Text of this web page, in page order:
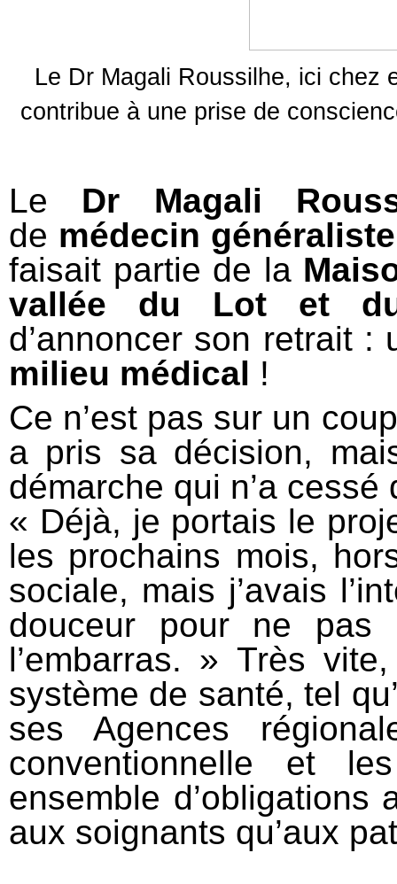
Le Dr Magali Roussilhe, ici chez
contribue à une prise de
Le Dr Magali
de médecin généraliste
faisait partie de la
vallée du Lot et
d’annoncer son retrait :
milieu médical !
Ce n’est pas sur un
a pris sa décision,
démarche qui n’a
« Déjà, je portais le
les prochains mois,
sociale, mais j’avais
douceur pour ne pas
l’embarras. » Très
système de santé, tel
ses Agences
conventionnelle et
ensemble d’obligations
aux soignants qu’aux